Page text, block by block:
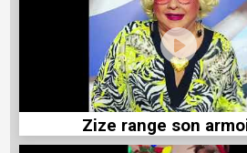
Zize range son